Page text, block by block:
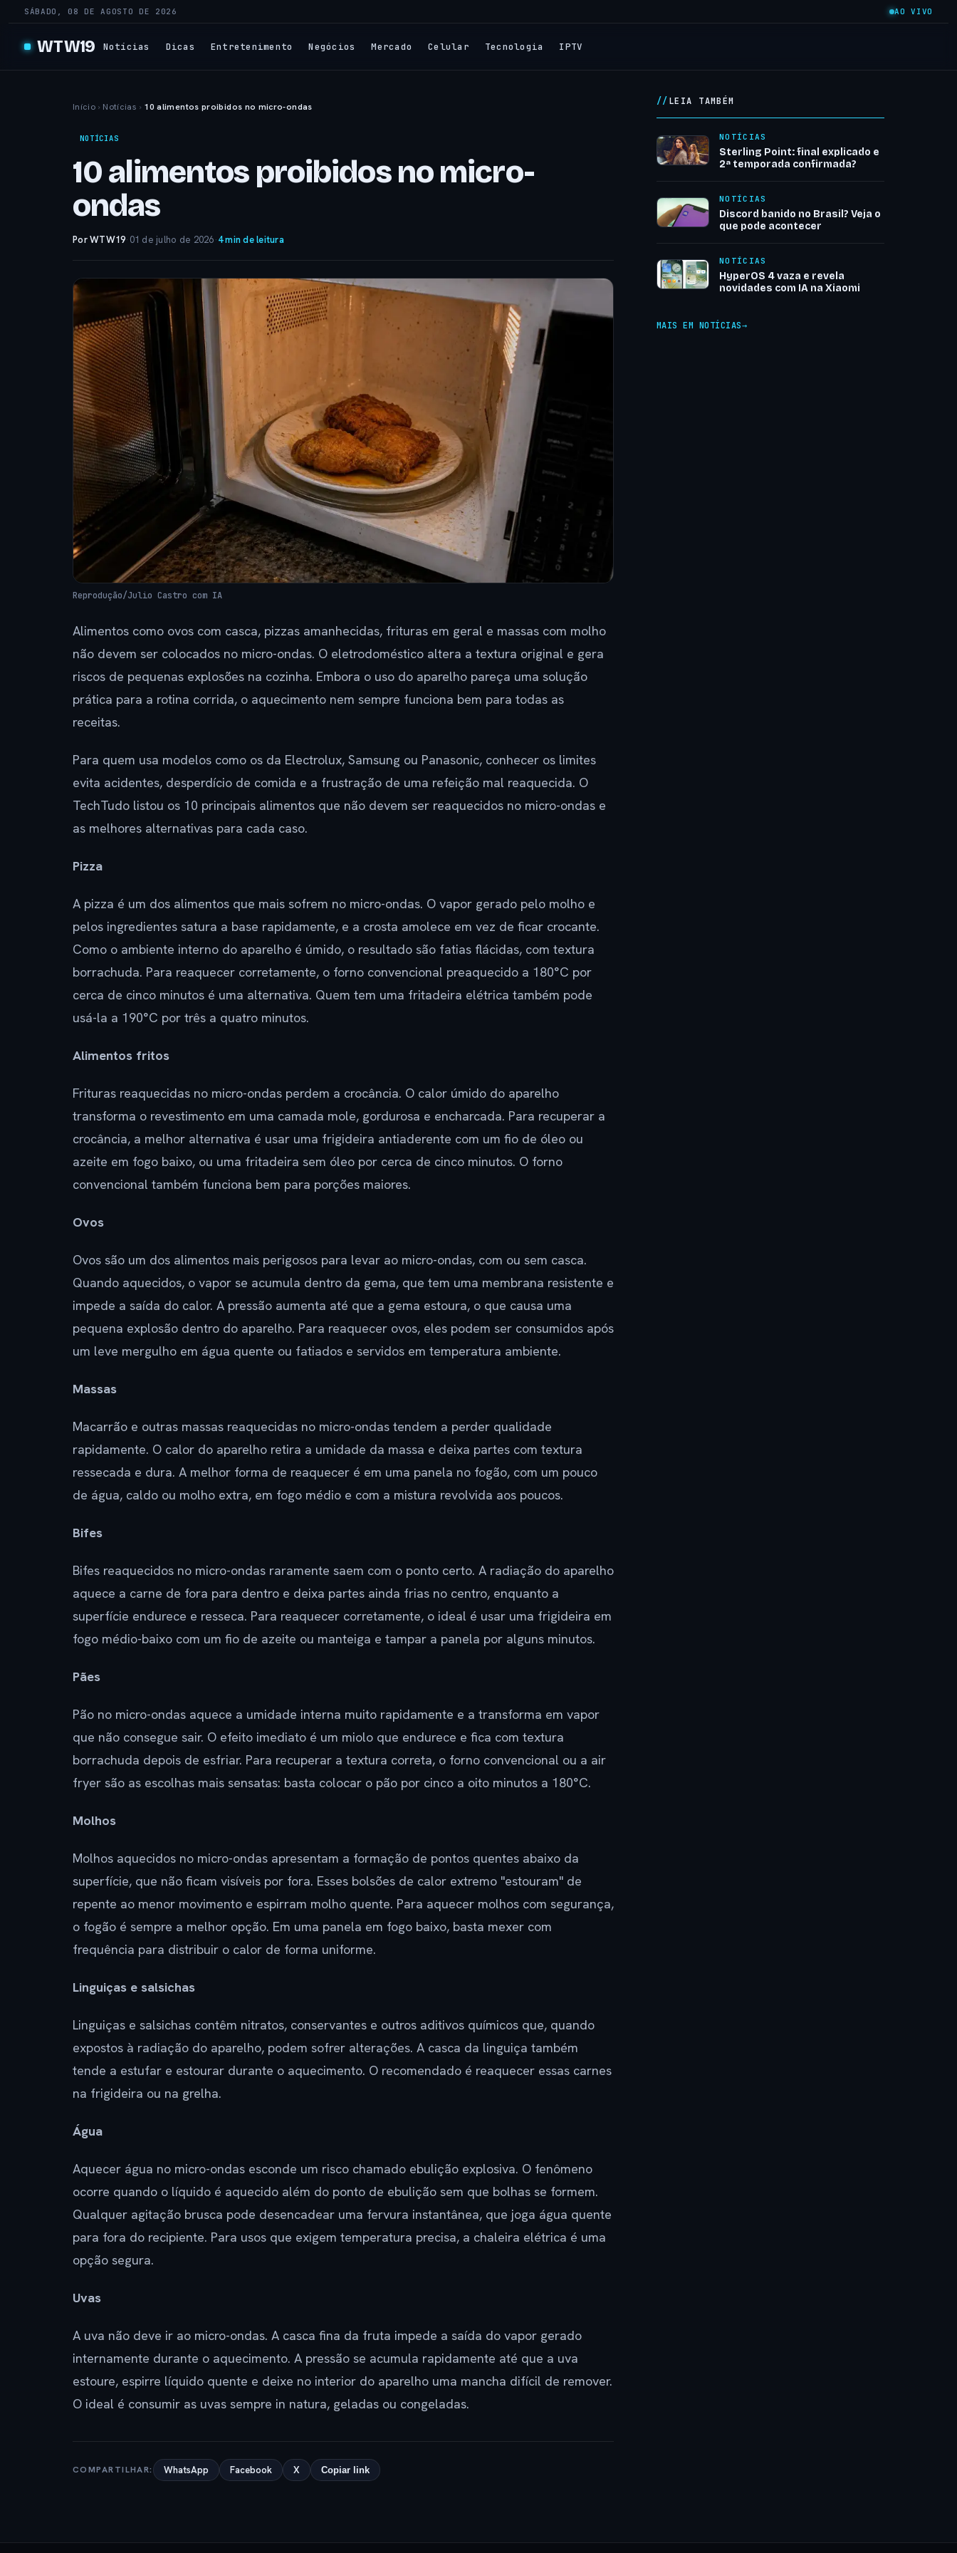
SÁBADO, 08 DE AGOSTO DE 2026 AO VIVO
WTW19 Notícias Dicas Entretenimento Negócios Mercado Celular Tecnologia IPTV
Início › Notícias › 10 alimentos proibidos no micro-ondas
NOTÍCIAS
10 alimentos proibidos no micro-
ondas
Por WTW19· 01 de julho de 2026·4 min de leitura
Reprodução/Julio Castro com IA
Alimentos como ovos com casca, pizzas amanhecidas, frituras em geral e massas com molho
não devem ser colocados no micro-ondas. O eletrodoméstico altera a textura original e gera
riscos de pequenas explosões na cozinha. Embora o uso do aparelho pareça uma solução
prática para a rotina corrida, o aquecimento nem sempre funciona bem para todas as
receitas.
Para quem usa modelos como os da Electrolux, Samsung ou Panasonic, conhecer os limites
evita acidentes, desperdício de comida e a frustração de uma refeição mal reaquecida. O
TechTudo listou os 10 principais alimentos que não devem ser reaquecidos no micro-ondas e
as melhores alternativas para cada caso.
Pizza
A pizza é um dos alimentos que mais sofrem no micro-ondas. O vapor gerado pelo molho e
pelos ingredientes satura a base rapidamente, e a crosta amolece em vez de ficar crocante.
Como o ambiente interno do aparelho é úmido, o resultado são fatias flácidas, com textura
borrachuda. Para reaquecer corretamente, o forno convencional preaquecido a 180°C por
cerca de cinco minutos é uma alternativa. Quem tem uma fritadeira elétrica também pode
usá-la a 190°C por três a quatro minutos.
Alimentos fritos
Frituras reaquecidas no micro-ondas perdem a crocância. O calor úmido do aparelho
transforma o revestimento em uma camada mole, gordurosa e encharcada. Para recuperar a
crocância, a melhor alternativa é usar uma frigideira antiaderente com um fio de óleo ou
azeite em fogo baixo, ou uma fritadeira sem óleo por cerca de cinco minutos. O forno
convencional também funciona bem para porções maiores.
Ovos
Ovos são um dos alimentos mais perigosos para levar ao micro-ondas, com ou sem casca.
Quando aquecidos, o vapor se acumula dentro da gema, que tem uma membrana resistente e
impede a saída do calor. A pressão aumenta até que a gema estoura, o que causa uma
pequena explosão dentro do aparelho. Para reaquecer ovos, eles podem ser consumidos após
um leve mergulho em água quente ou fatiados e servidos em temperatura ambiente.
Massas
Macarrão e outras massas reaquecidas no micro-ondas tendem a perder qualidade
rapidamente. O calor do aparelho retira a umidade da massa e deixa partes com textura
ressecada e dura. A melhor forma de reaquecer é em uma panela no fogão, com um pouco
de água, caldo ou molho extra, em fogo médio e com a mistura revolvida aos poucos.
Bifes
Bifes reaquecidos no micro-ondas raramente saem com o ponto certo. A radiação do aparelho
aquece a carne de fora para dentro e deixa partes ainda frias no centro, enquanto a
superfície endurece e resseca. Para reaquecer corretamente, o ideal é usar uma frigideira em
fogo médio-baixo com um fio de azeite ou manteiga e tampar a panela por alguns minutos.
Pães
Pão no micro-ondas aquece a umidade interna muito rapidamente e a transforma em vapor
que não consegue sair. O efeito imediato é um miolo que endurece e fica com textura
borrachuda depois de esfriar. Para recuperar a textura correta, o forno convencional ou a air
fryer são as escolhas mais sensatas: basta colocar o pão por cinco a oito minutos a 180°C.
Molhos
Molhos aquecidos no micro-ondas apresentam a formação de pontos quentes abaixo da
superfície, que não ficam visíveis por fora. Esses bolsões de calor extremo "estouram" de
repente ao menor movimento e espirram molho quente. Para aquecer molhos com segurança,
o fogão é sempre a melhor opção. Em uma panela em fogo baixo, basta mexer com
frequência para distribuir o calor de forma uniforme.
Linguiças e salsichas
Linguiças e salsichas contêm nitratos, conservantes e outros aditivos químicos que, quando
expostos à radiação do aparelho, podem sofrer alterações. A casca da linguiça também
tende a estufar e estourar durante o aquecimento. O recomendado é reaquecer essas carnes
na frigideira ou na grelha.
Água
Aquecer água no micro-ondas esconde um risco chamado ebulição explosiva. O fenômeno
ocorre quando o líquido é aquecido além do ponto de ebulição sem que bolhas se formem.
Qualquer agitação brusca pode desencadear uma fervura instantânea, que joga água quente
para fora do recipiente. Para usos que exigem temperatura precisa, a chaleira elétrica é uma
opção segura.
Uvas
A uva não deve ir ao micro-ondas. A casca fina da fruta impede a saída do vapor gerado
internamente durante o aquecimento. A pressão se acumula rapidamente até que a uva
estoure, espirre líquido quente e deixe no interior do aparelho uma mancha difícil de remover.
O ideal é consumir as uvas sempre in natura, geladas ou congeladas.
COMPARTILHAR: WhatsApp Facebook X Copiar link
LEIA TAMBÉM
NOTÍCIAS
Sterling Point: final explicado e
2ª temporada confirmada?
NOTÍCIAS
Discord banido no Brasil? Veja o
que pode acontecer
NOTÍCIAS
HyperOS 4 vaza e revela
novidades com IA na Xiaomi
MAIS EM NOTÍCIAS